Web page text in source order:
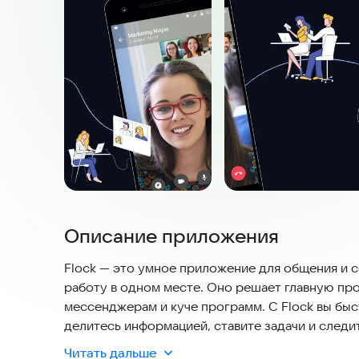
Описание приложения
Flock — это умное приложение для общения и
работу в одном месте. Оно решает главную
мессенджерам и куче программ. С Flock вы
делитесь информацией, ставите задачи и
на поиск данных и фокусируются на главном.
Читать дальше